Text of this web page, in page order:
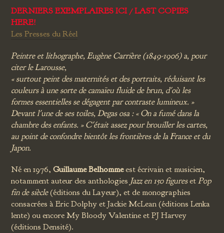
DERNIERS EXEMPLAIRES ICI / LAST COPIES
HERE!
Les Presses du Réel
Peintre et lithographe, Eugène Carrière (1849-1906) a, pour
citer le Larousse,
« surtout peint des maternités et des portraits, réduisant les
couleurs à une sorte de camaïeu fluide de brun, d'où les
formes essentielles se dégagent par contraste lumineux. »
Devant l'une de ses toiles, Degas osa : « On a fumé dans la
chambre des enfants. » C'était assez pour brouiller les cartes,
au point de confondre bientôt les frontières de la France et du
Japon.
Né en 1976,Guillaume Belhommeest écrivain et musicien,
notamment auteur des anthologies Jazz en 150 figuresetPop
fin de siècle(éditions du Layeur), et de monographies
consacrées à Eric Dolphy et Jackie McLean (éditions Lenka
lente) ou encore My Bloody Valentine et PJ Harvey
(éditions Densité).